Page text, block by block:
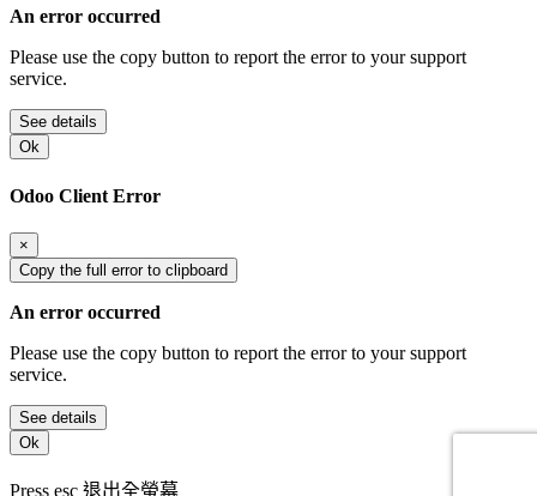
An error occurred
Please use the copy button to report the error to your support
service.
See details
Ok
Odoo Client Error
×
Copy the full error to clipboard
An error occurred
Please use the copy button to report the error to your support
service.
See details
Ok
Press esc 退出全螢幕